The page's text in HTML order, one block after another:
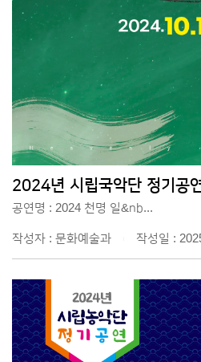
2024년 시립국악단 정기공
공연명 : 2024 천명 일&nb...
작성자 : 문화예술과 작성일 :